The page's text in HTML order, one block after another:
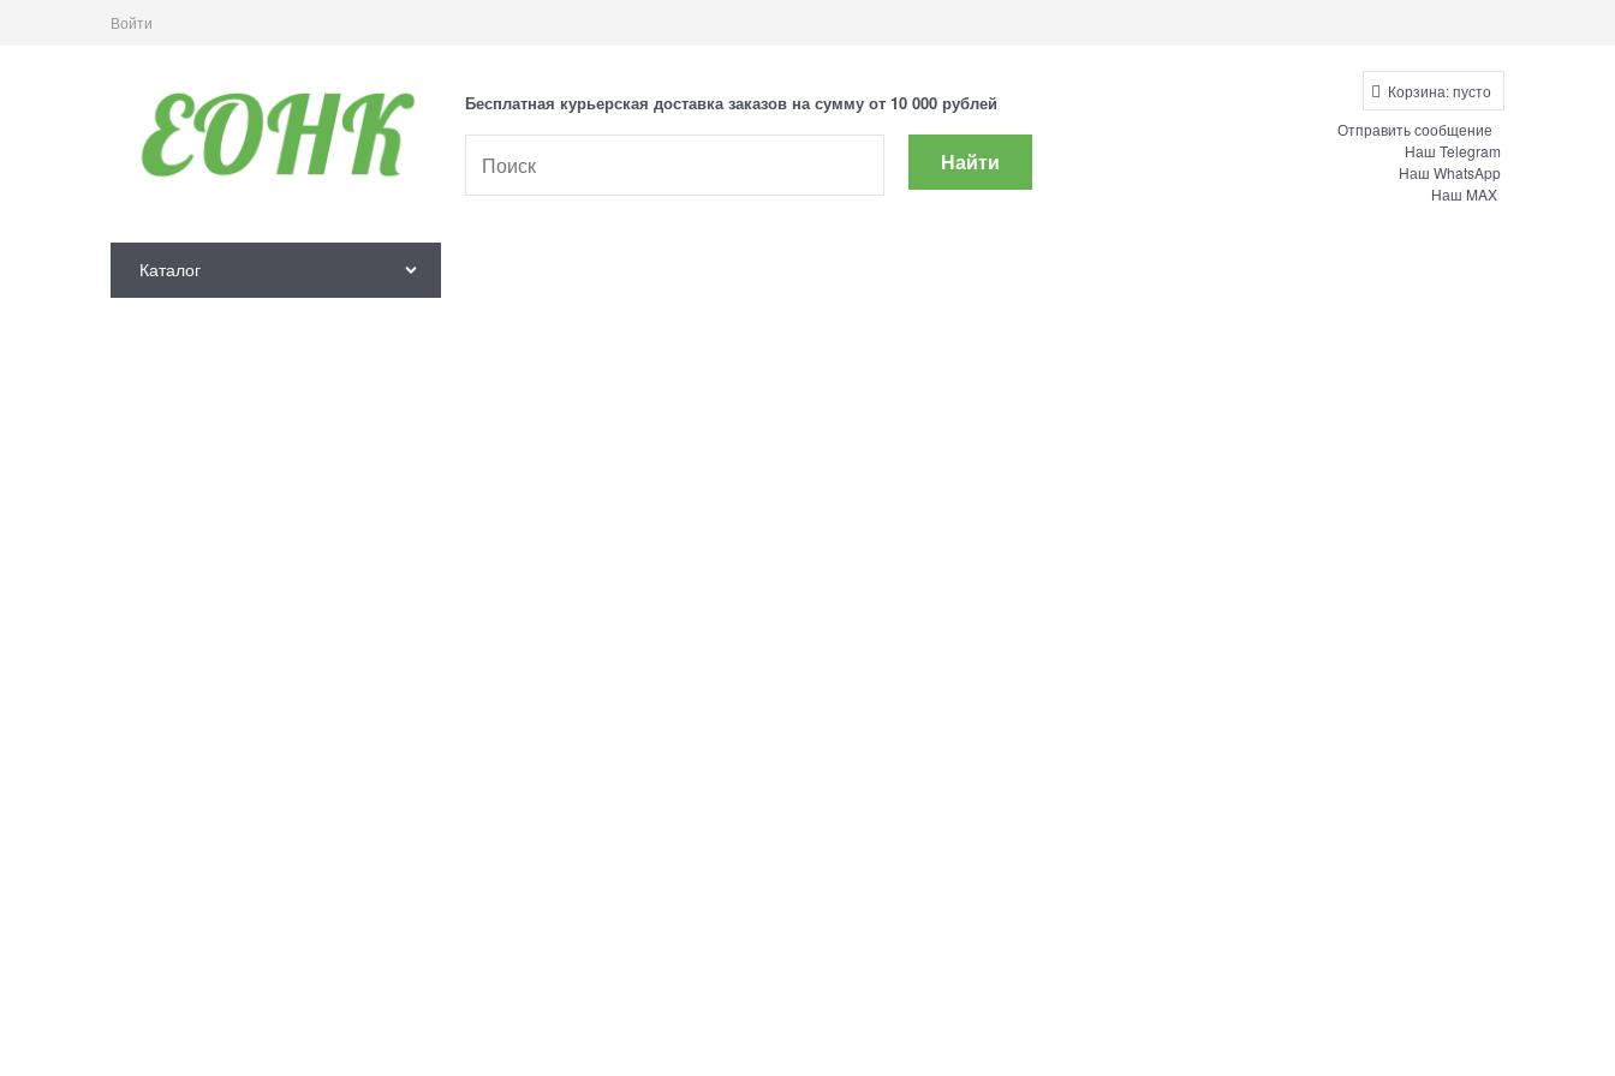
Войти
Бесплатная курьерская доставка заказов на сумму от 10 000 рублей
Найти
Корзина:пусто
Отправить сообщение
Наш Telegram
Наш WhatsApp
Наш MAX
Каталог